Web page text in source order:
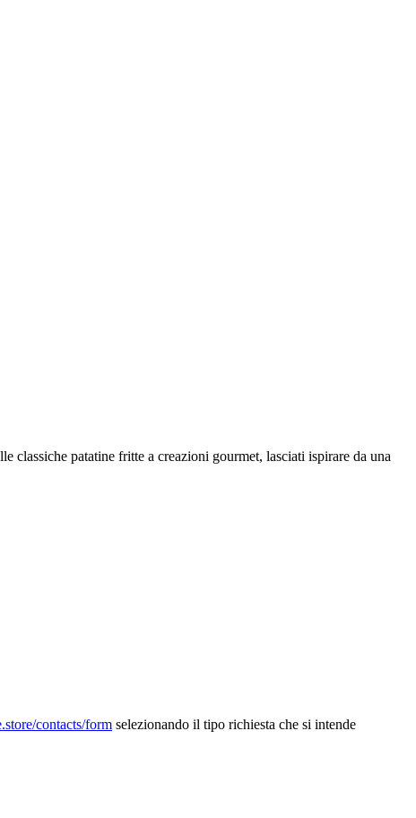
classiche patatine fritte a creazioni gourmet, lasciati ispirare da una
contacts/form selezionando il tipo richiesta che si intende